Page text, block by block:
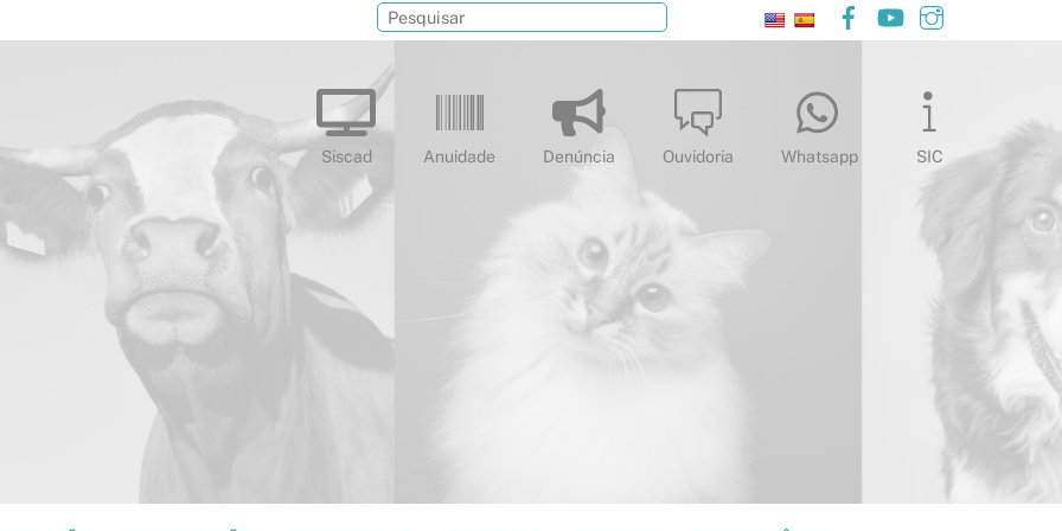
Facebook
YouTube
Siscad Anuidade Denúncia Ouvidoria Whatsapp SIC